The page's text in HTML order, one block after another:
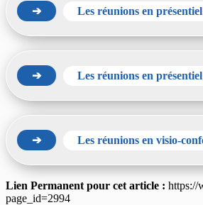
➔ Les réunions en
➔ Les réunions en
➔ Les réunions en visio-
Lien Permanent pour cet article : https://
page_id=2994